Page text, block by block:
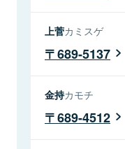
上菅カミスゲ
689-5137
金持カモチ
689-4512